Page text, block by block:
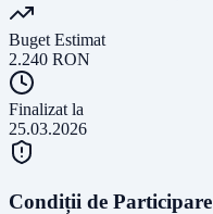
Buget Estimat
2.240 RON
Finalizat la
25.03.2026
Condiții de Participare